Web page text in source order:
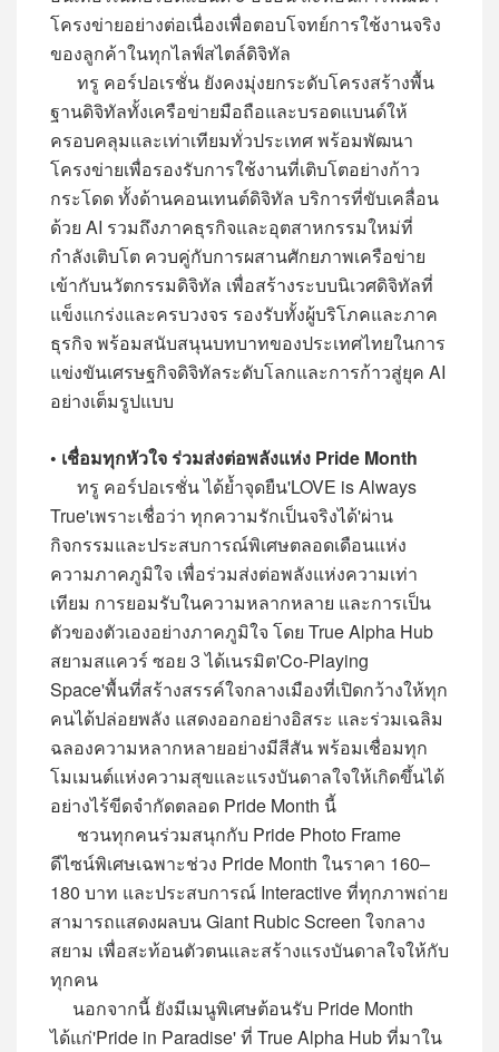
โครงข่ายอย่างต่อเนื่องเพื่อตอบโจทย์การใช้งานจริง
ของลูกค้าในทุกไลฟ์สไตล์ดิจิทัล
ทรู คอร์ปอเรชั่น ยังคงมุ่งยกระดับโครงสร้างพื้น
ฐานดิจิทัลทั้งเครือข่ายมือถือและบรอดแบนด์ให้
ครอบคลุมและเท่าเทียมทั่วประเทศ พร้อมพัฒนา
โครงข่ายเพื่อรองรับการใช้งานที่เติบโตอย่างก้าว
กระโดด ทั้งด้านคอนเทนต์ดิจิทัล บริการที่ขับเคลื่อน
ด้วย AI รวมถึงภาคธุรกิจและอุตสาหกรรมใหม่ที่
กำลังเติบโต ควบคู่กับการผสานศักยภาพเครือข่าย
เข้ากับนวัตกรรมดิจิทัล เพื่อสร้างระบบนิเวศดิจิทัลที่
แข็งแกร่งและครบวงจร รองรับทั้งผู้บริโภคและภาค
ธุรกิจ พร้อมสนับสนุนบทบาทของประเทศไทยในการ
แข่งขันเศรษฐกิจดิจิทัลระดับโลกและการก้าวสู่ยุค AI
อย่างเต็มรูปแบบ
• เชื่อมทุกหัวใจ ร่วมส่งต่อพลังแห่ง Pride Month
ทรู คอร์ปอเรชั่น ได้ย้ำจุดยืน'LOVE is Always
True'เพราะเชื่อว่า ทุกความรักเป็นจริงได้'ผ่าน
กิจกรรมและประสบการณ์พิเศษตลอดเดือนแห่ง
ความภาคภูมิใจ เพื่อร่วมส่งต่อพลังแห่งความเท่า
เทียม การยอมรับในความหลากหลาย และการเป็น
ตัวของตัวเองอย่างภาคภูมิใจ โดย True Alpha Hub
สยามสแควร์ ซอย 3 ได้เนรมิต'Co-Playing
Space'พื้นที่สร้างสรรค์ใจกลางเมืองที่เปิดกว้างให้ทุก
คนได้ปล่อยพลัง แสดงออกอย่างอิสระ และร่วมเฉลิม
ฉลองความหลากหลายอย่างมีสีสัน พร้อมเชื่อมทุก
โมเมนต์แห่งความสุขและแรงบันดาลใจให้เกิดขึ้นได้
อย่างไร้ขีดจำกัดตลอด Pride Month นี้
ชวนทุกคนร่วมสนุกกับ Pride Photo Frame
ดีไซน์พิเศษเฉพาะช่วง Pride Month ในราคา 160–
180 บาท และประสบการณ์ Interactive ที่ทุกภาพถ่าย
สามารถแสดงผลบน Giant Rubic Screen ใจกลาง
สยาม เพื่อสะท้อนตัวตนและสร้างแรงบันดาลใจให้กับ
ทุกคน
นอกจากนี้ ยังมีเมนูพิเศษต้อนรับ Pride Month
ได้แก่'Pride in Paradise' ที่ True Alpha Hub ที่มาใน